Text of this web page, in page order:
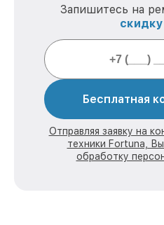
Запишитесь на
Бесплатная
Отправляя заявку на
техники Fortuna,
обработку